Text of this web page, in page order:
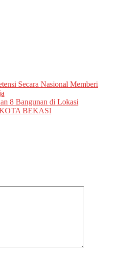
Secara Nasional Memberi
8 Bangunan di Lokasi
BEKASI